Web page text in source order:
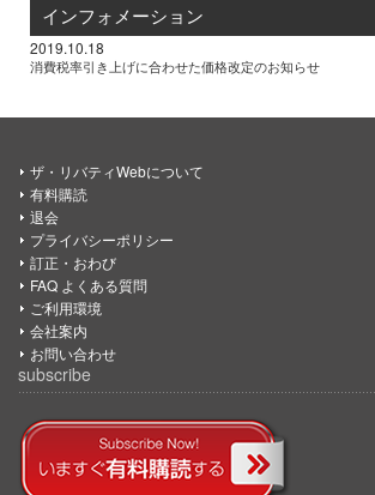
インフォメーション
2019.10.18
消費税率引き上げに合わせた価格改定のお知らせ
ザ・リバティWebについて
有料購読
退会
プライバシーポリシー
訂正・おわび
FAQ よくある質問
ご利用環境
会社案内
お問い合わせ
subscribe